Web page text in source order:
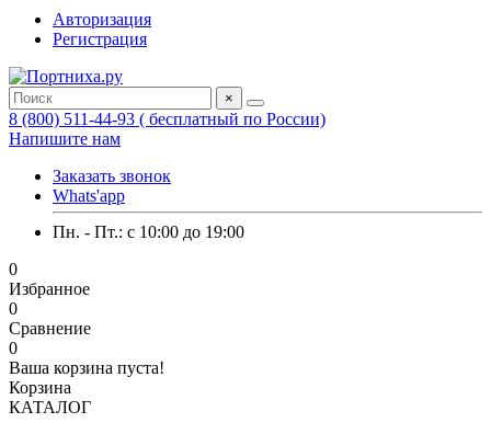
Авторизация
Регистрация
×
8 (800) 511-44-93 ( бесплатный по России)
Напишите нам
Заказать звонок
Whats'app
Пн. - Пт.: c 10:00 до 19:00
0
Избранное
0
Сравнение
0
Ваша корзина пуста!
Корзина
КАТАЛОГ